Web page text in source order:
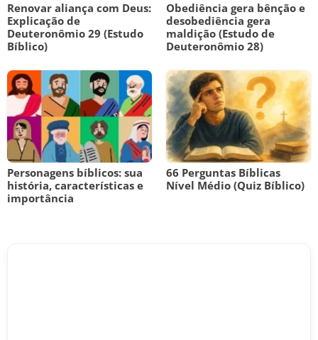
Renovar aliança com Deus:
Explicação de
Deuteronômio 29 (Estudo
Bíblico)
Obediência gera bênção e
desobediência gera
maldição (Estudo de
Deuteronômio 28)
Personagens bíblicos: sua
história, características e
importância
66 Perguntas Bíblicas
Nível Médio (Quiz Bíblico)